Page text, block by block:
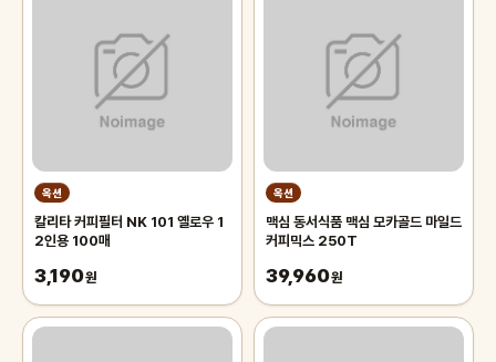
옥션
칼리타 커피필터 NK 101 옐로우 1
2인용 100매
3,190원
옥션
맥심 동서식품 맥심 모카골드 마일드
커피믹스 250T
39,960원